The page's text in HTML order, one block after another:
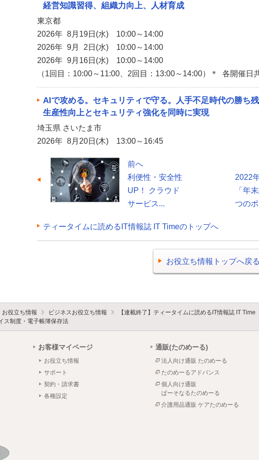
経営知識習得、組織力向上、人材育成
東京都
2026年 8月19日(水) 10:00～14:00
2026年 9月 2日(水) 10:00～14:00
2026年 9月16日(水) 10:00～14:00
（1回目：10:00～11:00、2回目：13:00～14:00）＊ 各開催日
AIで攻める。セキュリティで守る。人手不足時代の勝ち
生産性向上とセキュリティ強化を同時に実現
埼玉県 さいたま市
2026年 8月20日(木) 13:00～16:45
前へ
利便性・安全性
UP！ クラウド
サービス...
2022
「年
つの
ティータイムに読めるIT情報誌 IT Timeのトップへ
お役立ち情報トップへ戻
お役立ち情報 ビジネスお役立ち情報
【連載終了】ティータイムに読めるIT情報誌 IT Time
ス制度・電子帳簿保存法
お客様マイページ
お役立ち情報
サポート
契約・請求書
各種設定
通販(たのめーる)
法人向け通販 たのめーる
たのめーるアドバンス
個人向け通販
ぱーそなるたのめーる
介護用品通販 ケアたのめーる